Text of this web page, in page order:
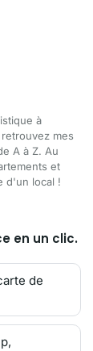
à
mes
A à Z. Au
et
d'un local !
en un clic.
de